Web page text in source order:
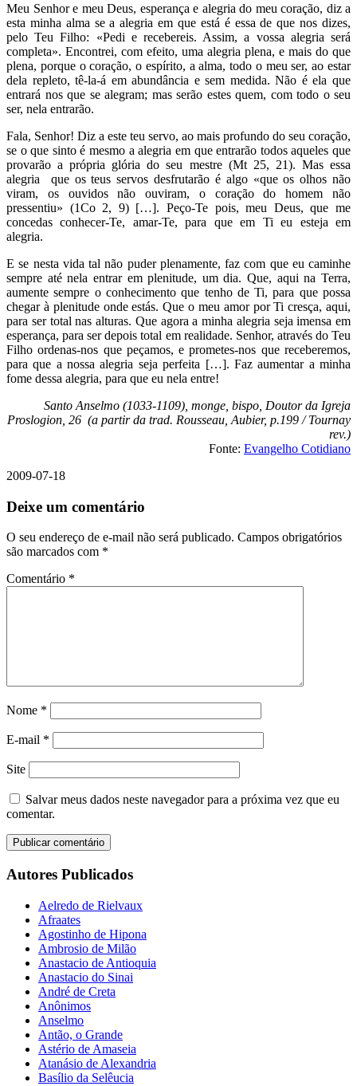
Meu Senhor e meu Deus, esperança e alegria do meu coração, diz a
esta minha alma se a alegria em que está é essa de que nos dizes,
pelo Teu Filho: «Pedi e recebereis. Assim, a vossa alegria será
completa». Encontrei, com efeito, uma alegria plena, e mais do que
plena, porque o coração, o espírito, a alma, todo o meu ser, ao estar
dela repleto, tê-la-á em abundância e sem medida. Não é ela que
entrará nos que se alegram; mas serão estes quem, com todo o seu
ser, nela entrarão.
Fala, Senhor! Diz a este teu servo, ao mais profundo do seu coração,
se o que sinto é mesmo a alegria em que entrarão todos aqueles que
provarão a própria glória do seu mestre (Mt 25, 21). Mas essa
alegria que os teus servos desfrutarão é algo «que os olhos não
viram, os ouvidos não ouviram, o coração do homem não
pressentiu» (1Co 2, 9) […]. Peço-Te pois, meu Deus, que me
concedas conhecer-Te, amar-Te, para que em Ti eu esteja em
alegria.
E se nesta vida tal não puder plenamente, faz com que eu caminhe
sempre até nela entrar em plenitude, um dia. Que, aqui na Terra,
aumente sempre o conhecimento que tenho de Ti, para que possa
chegar à plenitude onde estás. Que o meu amor por Ti cresça, aqui,
para ser total nas alturas. Que agora a minha alegria seja imensa em
esperança, para ser depois total em realidade. Senhor, através do Teu
Filho ordenas-nos que peçamos, e prometes-nos que receberemos,
para que a nossa alegria seja perfeita […]. Faz aumentar a minha
fome dessa alegria, para que eu nela entre!
Santo Anselmo (1033-1109), monge, bispo, Doutor da Igreja
Proslogion, 26 (a partir da trad. Rousseau, Aubier, p.199 / Tournay
rev.)
Fonte: Evangelho Cotidiano
2009-07-18
Deixe um comentário
O seu endereço de e-mail não será publicado. Campos obrigatórios
são marcados com *
Comentário *
Nome *
E-mail *
Site
Salvar meus dados neste navegador para a próxima vez que eu
comentar.
Autores Publicados
Aelredo de Rielvaux
Afraates
Agostinho de Hipona
Ambrosio de Milão
Anastacio de Antioquia
Anastacio do Sinai
André de Creta
Anônimos
Anselmo
Antão, o Grande
Astério de Amaseia
Atanásio de Alexandria
Basílio da Selêucia